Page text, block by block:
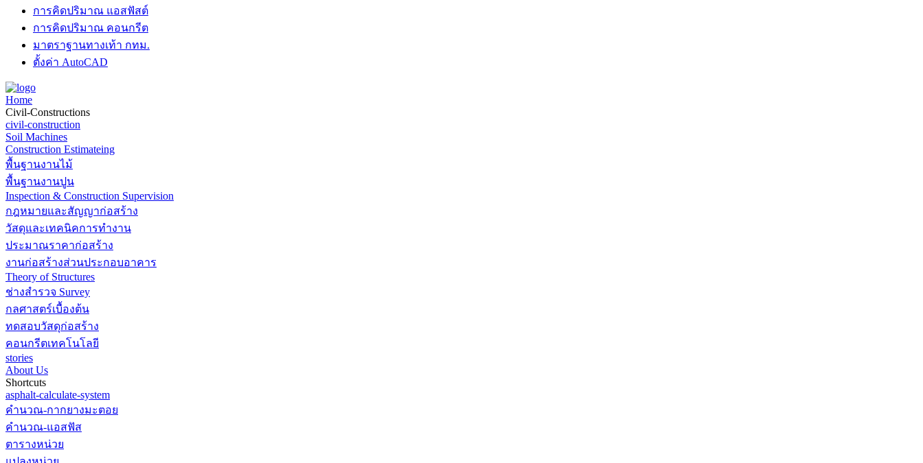
การคิดปริมาณ แอสฟัสต์
การคิดปริมาณ คอนกรีต
มาตราฐานทางเท้า กทม.
ตั้งค่า AutoCAD
Home
Civil-Constructions
civil-construction
Soil Machines
Construction Estimateing
พื้นฐานงานไม้
พื้นฐานงานปูน
Inspection & Construction Supervision
กฎหมายและสัญญาก่อสร้าง
วัสดุและเทคนิคการทำงาน
ประมาณราคาก่อสร้าง
งานก่อสร้างส่วนประกอบอาคาร
Theory of Structures
ช่างสำรวจ Survey
กลศาสตร์เบื้องต้น
ทดสอบวัสดุก่อสร้าง
คอนกรีตเทคโนโลยี
stories
About Us
Shortcuts
asphalt-calculate-system
คำนวณ-กากยางมะตอย
คำนวณ-แอสฟัส
ตารางหน่วย